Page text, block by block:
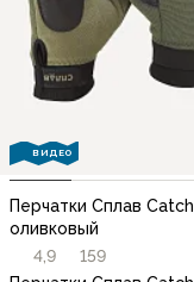
ВИДЕО
Перчатки Сплав Catch
оливковый
4,9
159